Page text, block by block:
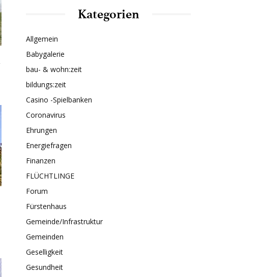
Kategorien
Allgemein
Babygalerie
bau- & wohn:zeit
bildungs:zeit
Casino -Spielbanken
Coronavirus
Ehrungen
Energiefragen
Finanzen
FLÜCHTLINGE
Forum
Fürstenhaus
Gemeinde/Infrastruktur
Gemeinden
Geselligkeit
Gesundheit